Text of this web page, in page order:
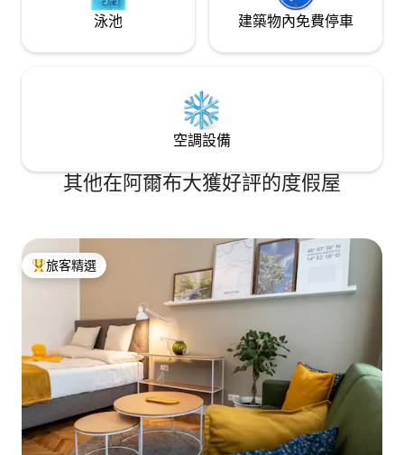
泳池 建築物內免費停車
空調設備
其他在阿爾布大獲好評的度假屋
旅客精選榜首
旅客精選